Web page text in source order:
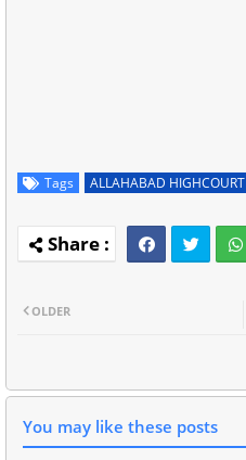
Tags ALLAHABAD HIGHCOURT
OLDER
You may like these posts